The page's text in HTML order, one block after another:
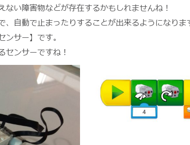
い障害物などが存在するかもしれませんね！
、自動で止まったりすることが出来るようになりま
サー】です。
センサーですね！